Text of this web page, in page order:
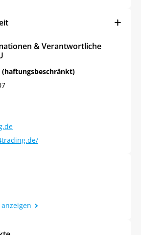
& Verantwortliche
(haftungsbeschränkt)